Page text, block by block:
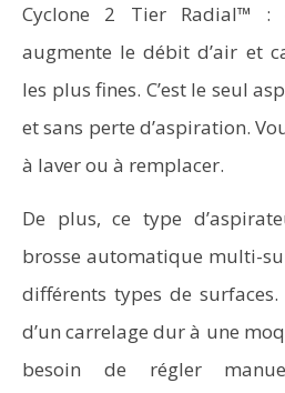
Cyclone 2 Tier Radial™ :
augmente le débit d’air et
les plus fines. C’est le seul
et sans perte d’aspiration.
à laver ou à remplacer.
De plus, ce type
brosse automatique multi-
différents types de surfaces.
d’un carrelage dur à une
besoin de régler